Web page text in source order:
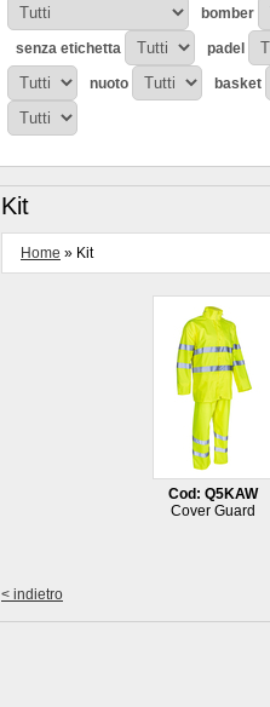
bomber
senza etichetta padel
nuoto basket
Kit
Home » Kit
Cod: Q5KAW
Cover Guard
< indietro